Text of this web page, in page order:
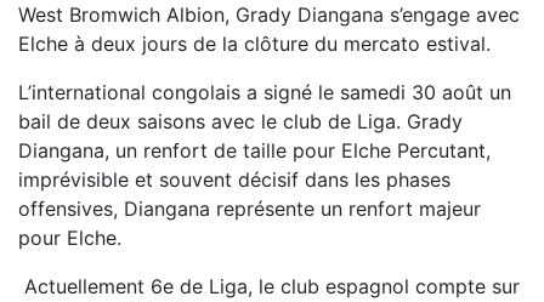
West Bromwich Albion, Grady Diangana s’engage avec
Elche à deux jours de la clôture du mercato estival.
L’international congolais a signé le samedi 30 août un
bail de deux saisons avec le club de Liga. Grady
Diangana, un renfort de taille pour Elche Percutant,
imprévisible et souvent décisif dans les phases
offensives, Diangana représente un renfort majeur
pour Elche.
Actuellement 6e de Liga, le club espagnol compte sur